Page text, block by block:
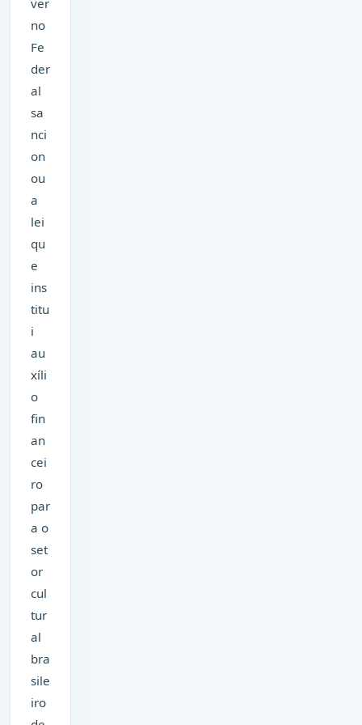
ver
no
Fe
der
al
sa
nci
on
ou
a
lei
qu
e
ins
titu
i
au
xíli
o
fin
an
cei
ro
par
a o
set
or
cul
tur
al
bra
sile
iro